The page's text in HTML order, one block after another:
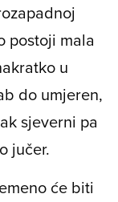
postoji mala
u
do umjeren,
sjeverni pa
jučer.
će biti